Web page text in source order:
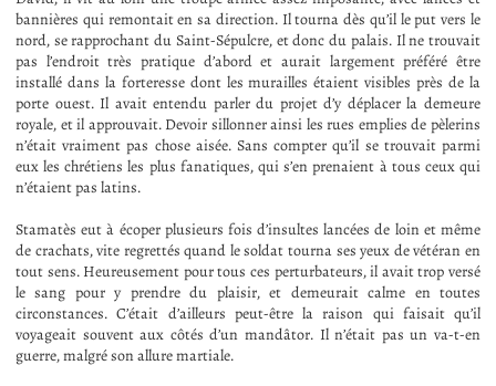
bannières qui remontait en sa direction. Il tourna dès qu’il le put vers le
nord, se rapprochant du Saint-Sépulcre, et donc du palais. Il ne trouvait
pas l’endroit très pratique d’abord et aurait largement préféré être
installé dans la forteresse dont les murailles étaient visibles près de la
porte ouest. Il avait entendu parler du projet d’y déplacer la demeure
royale, et il approuvait. Devoir sillonner ainsi les rues emplies de pèlerins
n’était vraiment pas chose aisée. Sans compter qu’il se trouvait parmi
eux les chrétiens les plus fanatiques, qui s’en prenaient à tous ceux qui
n’étaient pas latins.
Stamatès eut à écoper plusieurs fois d’insultes lancées de loin et même
de crachats, vite regrettés quand le soldat tourna ses yeux de vétéran en
tout sens. Heureusement pour tous ces perturbateurs, il avait trop versé
le sang pour y prendre du plaisir, et demeurait calme en toutes
circonstances. C’était d’ailleurs peut-être la raison qui faisait qu’il
voyageait souvent aux côtés d’un mandâtor. Il n’était pas un va-t-en
guerre, malgré son allure martiale.